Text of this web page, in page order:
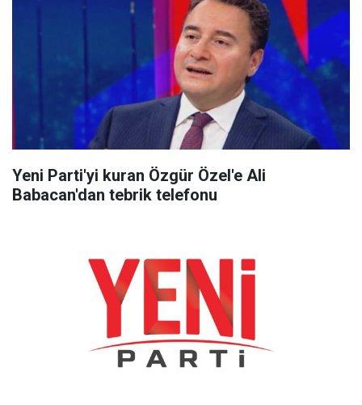
Yeni Parti'yi kuran Özgür Özel'e Ali
Babacan'dan tebrik telefonu